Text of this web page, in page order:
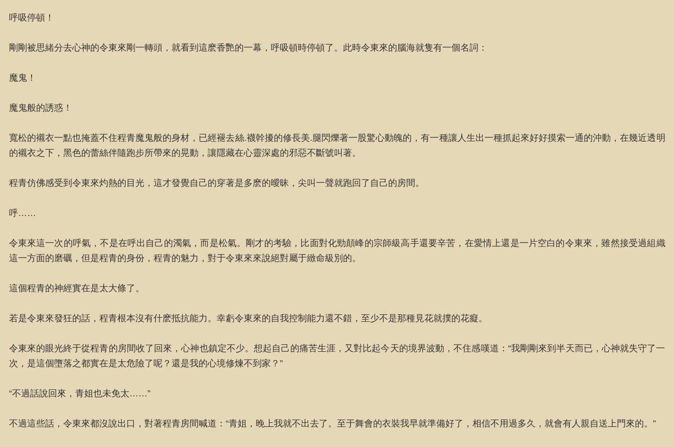
呼吸停頓！
剛剛被思緒分去心神的令東來剛一轉頭，就看到這麽香艷的一幕，呼吸頓時停頓了。此時令東來的腦海就隻有一個名詞：
魔鬼！
魔鬼般的誘惑！
寬松的襯衣一點也掩蓋不住程青魔鬼般的身材，已經褪去絲.襪幹擾的修長美.腿閃爍著一股驚心動魄的，有一種讓人生出一種抓起來好好摸索一通的沖動，在幾近透明
的襯衣之下，黑色的蕾絲伴隨跑步所帶來的晃動，讓隱藏在心靈深處的邪惡不斷號叫著。
程青仿佛感受到令東來灼熱的目光，這才發覺自己的穿著是多麽的曖昧，尖叫一聲就跑回了自己的房間。
呼……
令東來這一次的呼氣，不是在呼出自己的濁氣，而是松氣。剛才的考驗，比面對化勁顛峰的宗師級高手還要辛苦，在愛情上還是一片空白的令東來，雖然接受過組織
這一方面的磨礪，但是程青的身份，程青的魅力，對于令東來來說絕對屬于緻命級別的。
這個程青的神經實在是太大條了。
若是令東來發狂的話，程青根本沒有什麽抵抗能力。幸虧令東來的自我控制能力還不錯，至少不是那種見花就撲的花癡。
令東來的眼光終于從程青的房間收了回來，心神也鎮定不少。想起自己的痛苦生涯，又對比起今天的境界波動，不住感嘆道：“我剛剛來到半天而已，心神就失守了一
次，是這個墮落之都實在是太危險了呢？還是我的心境修煉不到家？”
“不過話說回來，青姐也未免太……”
不過這些話，令東來都沒說出口，對著程青房間喊道：“青姐，晚上我就不出去了。至于舞會的衣裝我早就準備好了，相信不用過多久，就會有人親自送上門來的。”